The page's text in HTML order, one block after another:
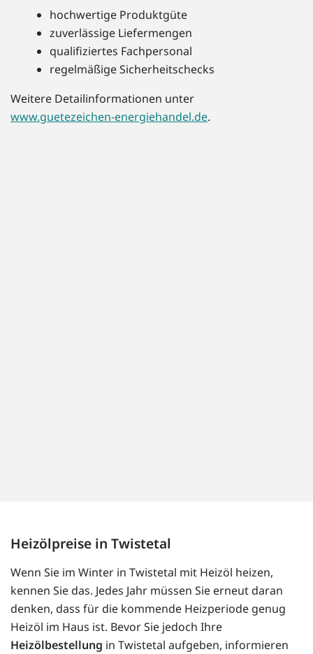
hochwertige Produktgüte
zuverlässige Liefermengen
qualifiziertes Fachpersonal
regelmäßige Sicherheitschecks
Weitere Detailinformationen unter
www.guetezeichen-energiehandel.de.
Heizölpreise in Twistetal
Wenn Sie im Winter in Twistetal mit Heizöl heizen,
kennen Sie das. Jedes Jahr müssen Sie erneut daran
denken, dass für die kommende Heizperiode genug
Heizöl im Haus ist. Bevor Sie jedoch Ihre
Heizölbestellung in Twistetal aufgeben, informieren